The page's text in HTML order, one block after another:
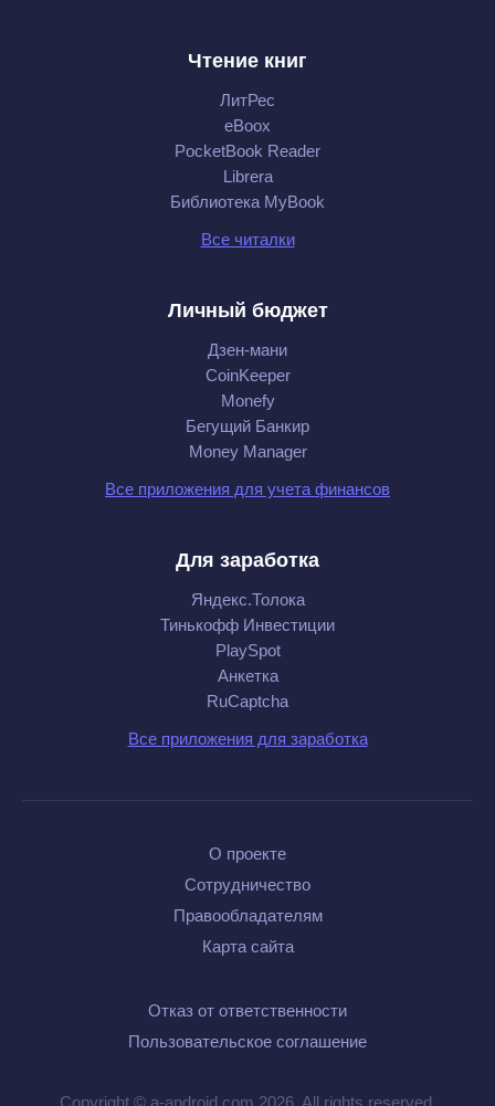
Чтение книг
ЛитРес
eBoox
PocketBook Reader
Librera
Библиотека MyBook
Все читалки
Личный бюджет
Дзен-мани
CoinKeeper
Monefy
Бегущий Банкир
Money Manager
Все приложения для учета финансов
Для заработка
Яндекс.Толока
Тинькофф Инвестиции
PlaySpot
Анкетка
RuCaptcha
Все приложения для заработка
О проекте
Сотрудничество
Правообладателям
Карта сайта
Отказ от ответственности
Пользовательское соглашение
Copyright © a-android.com 2026. All rights reserved.